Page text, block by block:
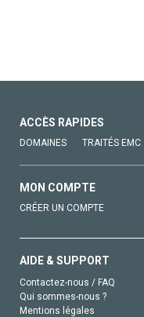
ACCÈS RAPIDES
DOMAINES TRAITÉS EMC
MON COMPTE
CRÉER UN COMPTE
AIDE & SUPPORT
Contactez-nous / FAQ
Qui sommes-nous ?
Mentions légales